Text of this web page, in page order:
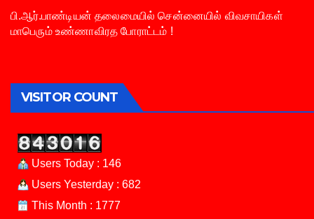
பி.ஆர்.பாண்டியன் தலைமையில் சென்னையில் விவசாயிகள்
மாபெரும் உண்ணாவிரத போராட்டம் !
VISITOR COUNT
Users Today : 146
Users Yesterday : 682
This Month : 1777